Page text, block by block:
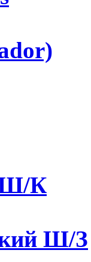
Ш/К
Ш/З